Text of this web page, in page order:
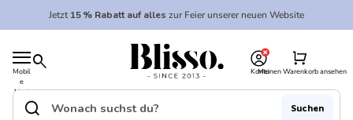
Zum Inhalt springen
Jetzt15 % Rabatt auf alles zur Feier unserer neuen Website
Mobil
e
Navi
gatio
search
Startseite
Konto
Meinen Warenkorb ansehen
shopping_cart
Startseite
Suche"
search Suchen